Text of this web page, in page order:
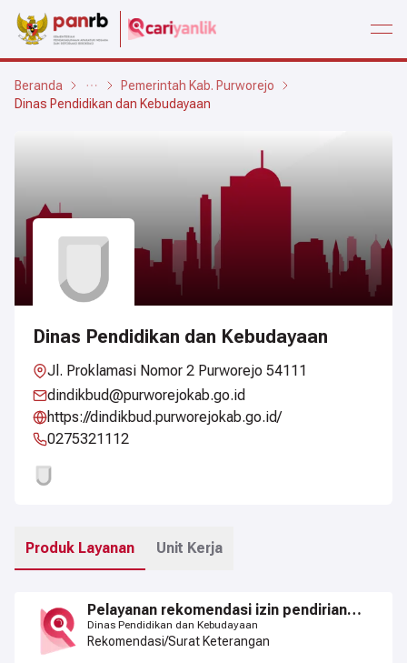
Beranda
Pemerintah Kab. Purworejo
Dinas Pendidikan dan Kebudayaan
Dinas Pendidikan dan Kebudayaan
Jl. Proklamasi Nomor 2 Purworejo 54111
dindikbud@purworejokab.go.id
https://dindikbud.purworejokab.go.id/
0275321112
Produk Layanan Unit Kerja
Pelayanan rekomendasi izin pendirian
sekolah jenjang pendidikan anak usia dini,
taman kanak-kanak, sekolah dasar dan
sekolah menengah pertama
Dinas Pendidikan dan Kebudayaan
Rekomendasi/Surat Keterangan